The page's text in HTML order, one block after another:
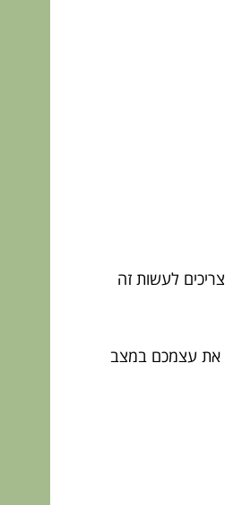
לעשות זה
לשים את עצמכם במצב